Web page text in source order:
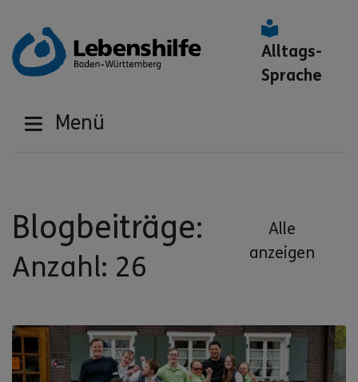
Alltags-
Sprache
Menü
Blogbeiträge:
Anzahl: 26
Alle
anzeigen